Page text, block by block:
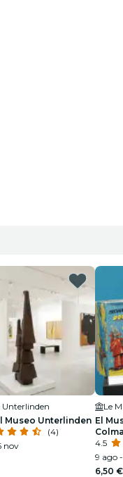
Unterlinden
Museo Unterlinden
(4)
nov
Le
El
4.5
9 ago
6,50 €